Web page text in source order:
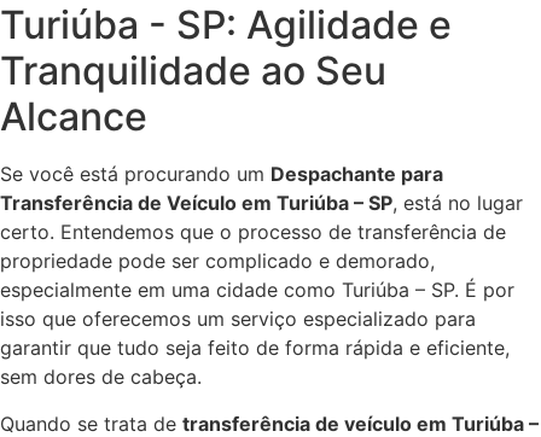
Turiúba - SP: Agilidade e
Tranquilidade ao Seu
Alcance
Se você está procurando um Despachante para
Transferência de Veículo em Turiúba – SP, está no lugar
certo. Entendemos que o processo de transferência de
propriedade pode ser complicado e demorado,
especialmente em uma cidade como Turiúba – SP. É por
isso que oferecemos um serviço especializado para
garantir que tudo seja feito de forma rápida e eficiente,
sem dores de cabeça.
Quando se trata de transferência de veículo em Turiúba –